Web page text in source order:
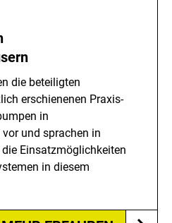
die beteiligten
erschienenen Praxis-
in
und sprachen in
Einsatzmöglichkeiten
in diesem